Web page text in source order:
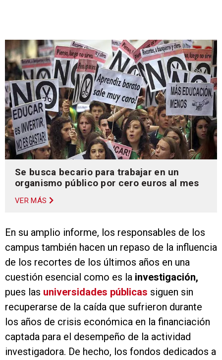
Se busca becario para trabajar en un
organismo público por cero euros al mes
VER MÁS
En su amplio informe, los responsables de los
campus también hacen un repaso de la influencia
de los recortes de los últimos años en una
cuestión esencial como es la investigación,
pues las universidades públicas siguen sin
recuperarse de la caída que sufrieron durante
los años de crisis económica en la financiación
captada para el desempeño de la actividad
investigadora. De hecho, los fondos dedicados a